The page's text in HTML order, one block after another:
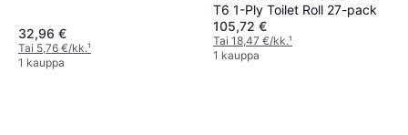
32,96 €
Tai 5,76 €/kk.¹
1 kauppa
T6 1-Ply Toilet Roll 27-pack
105,72 €
Tai 18,47 €/kk.¹
1 kauppa